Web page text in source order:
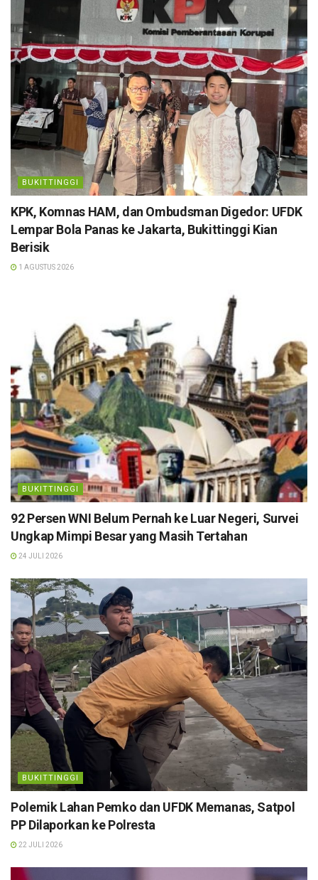
BUKITTINGGI
KPK, Komnas HAM, dan Ombudsman Digedor: UFDK
Lempar Bola Panas ke Jakarta, Bukittinggi Kian
Berisik
1 AGUSTUS 2026
BUKITTINGGI
92 Persen WNI Belum Pernah ke Luar Negeri, Survei
Ungkap Mimpi Besar yang Masih Tertahan
24 JULI 2026
BUKITTINGGI
Polemik Lahan Pemko dan UFDK Memanas, Satpol
PP Dilaporkan ke Polresta
22 JULI 2026